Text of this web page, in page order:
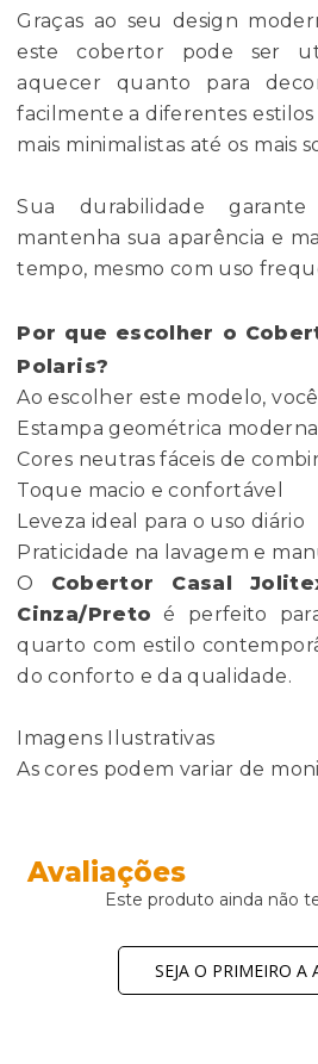
Graças ao seu design
este cobertor pode ser
aquecer quanto para
facilmente a diferentes
mais minimalistas até os mais
Sua durabilidade
mantenha sua aparência e
tempo, mesmo com uso
Por que escolher o
Polaris?
Ao escolher este modelo,
Estampa geométrica
Cores neutras fáceis de
Toque macio e confortável
Leveza ideal para o uso diário
Praticidade na lavagem e
O Cobertor Casal
Cinza/Preto é perfeito
quarto com estilo
do conforto e da qualidade.
Imagens Ilustrativas
As cores podem variar de
Avaliações
Este produto ainda não
SEJA O PRIMEIRO A